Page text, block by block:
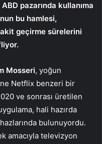
pazarında kullanıma
bu hamlesi,
geçirme sürelerini
Mosseri, yoğun
Netflix benzeri bir
ve sonrası üretilen
hali hazırda
bulunuyordu.
amacıyla televizyon